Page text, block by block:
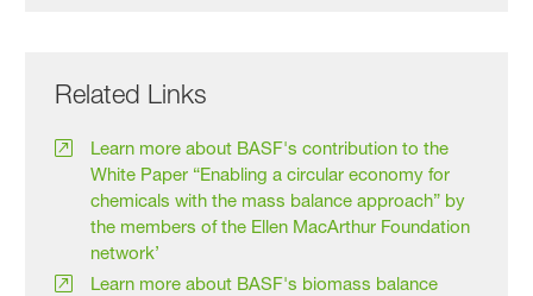
Related Links
Learn more about BASF's contribution to the
White Paper “Enabling a circular economy for
chemicals with the mass balance approach” by
the members of the Ellen MacArthur Foundation
network’
Learn more about BASF's biomass balance